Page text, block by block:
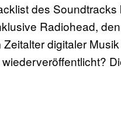
des
Radiohead,
digitaler